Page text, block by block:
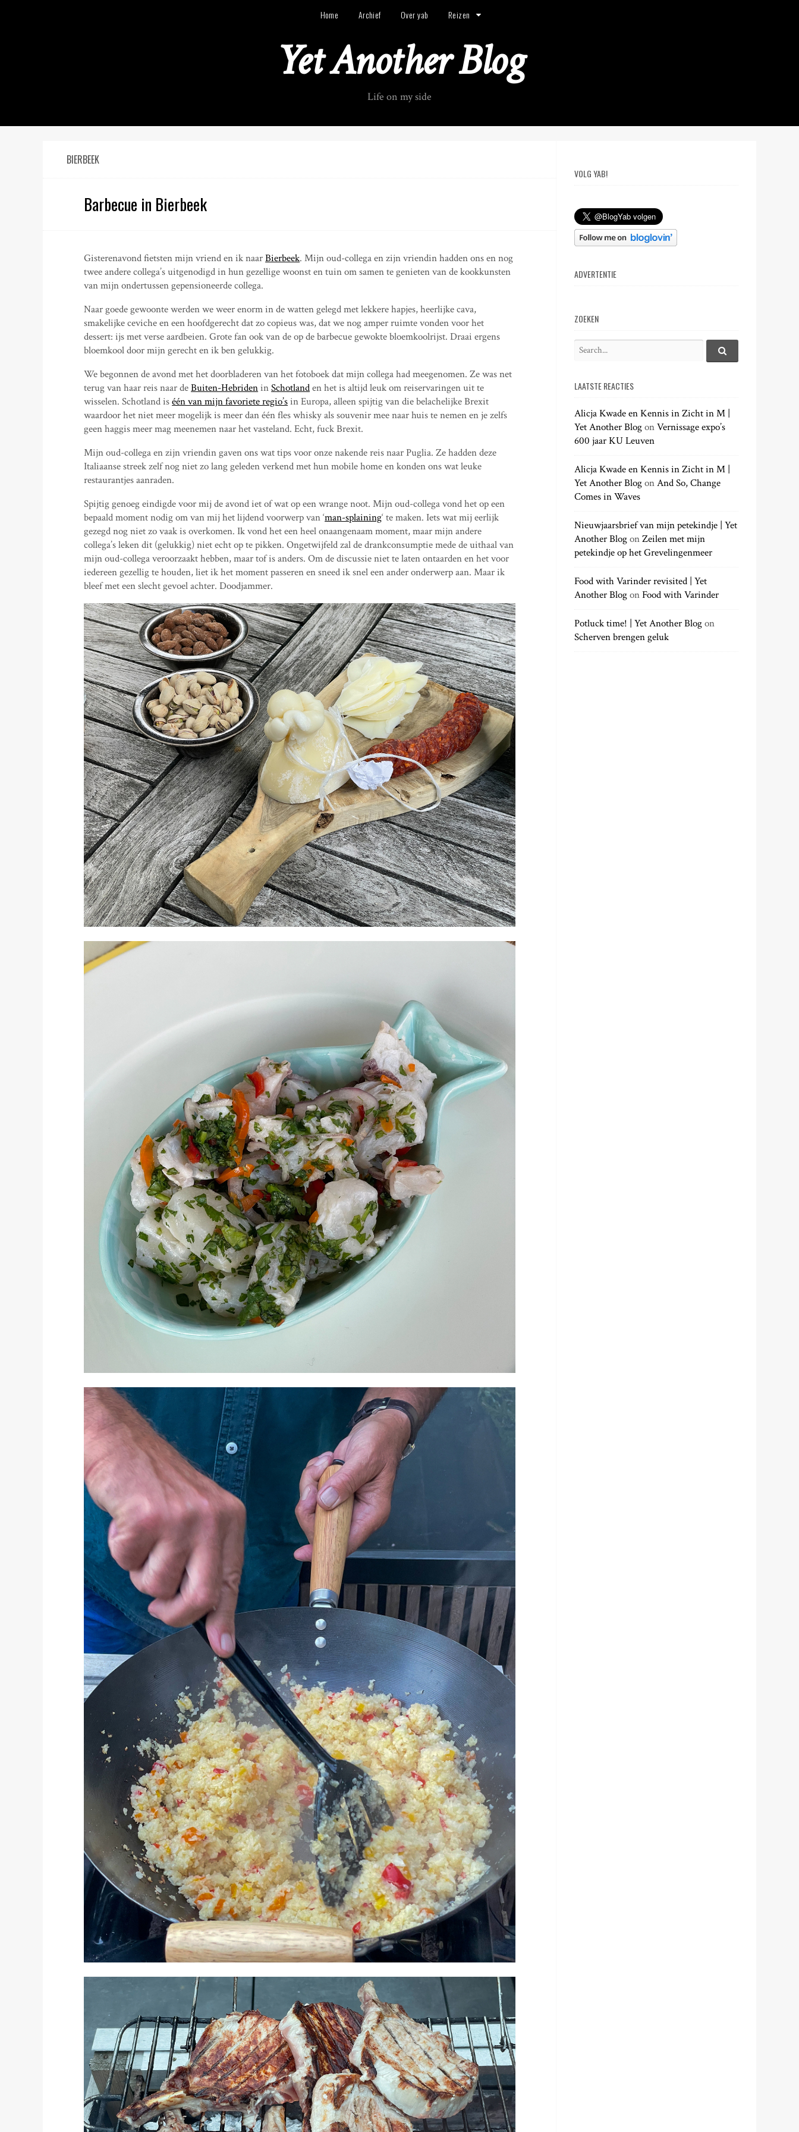
t
Home Archief Over yab Reizen
Yet Another Blog
Life on my side
BIERBEEK
Barbecue in Bierbeek
Gisterenavond fietsten mijn vriend en ik naarBierbeek. Mijn oud-collega en zijn vriendin hadden ons en nog
twee andere collega’s uitgenodigd in hun gezellige woonst en tuin om samen te genieten van de kookkunsten
van mijn ondertussen gepensioneerde collega.
Naar goede gewoonte werden we weer enorm in de watten gelegd met lekkere hapjes, heerlijke cava,
smakelijke ceviche en een hoofdgerecht dat zo copieus was, dat we nog amper ruimte vonden voor het
dessert: ijs met verse aardbeien. Grote fan ook van de op de barbecue gewokte bloemkoolrijst. Draai ergens
bloemkool door mijn gerecht en ik ben gelukkig.
We begonnen de avond met het doorbladeren van het fotoboek dat mijn collega had meegenomen. Ze was net
terug van haar reis naar deBuiten-HebrideninSchotlanden het is altijd leuk om reiservaringen uit te
wisselen. Schotland iséén van mijn favoriete regio’sin Europa, alleen spijtig van die belachelijke Brexit
waardoor het niet meer mogelijk is meer dan één fles whisky als souvenir mee naar huis te nemen en je zelfs
geen haggis meer mag meenemen naar het vasteland. Echt, fuck Brexit.
Mijn oud-collega en zijn vriendin gaven ons wat tips voor onze nakende reis naar Puglia. Ze hadden deze
Italiaanse streek zelf nog niet zo lang geleden verkend met hun mobile home en konden ons wat leuke
restaurantjes aanraden.
Spijtig genoeg eindigde voor mij de avond iet of wat op een wrange noot. Mijn oud-collega vond het op een
bepaald moment nodig om van mij het lijdend voorwerp van ‘man-splaining‘ te maken. Iets wat mij eerlijk
gezegd nog niet zo vaak is overkomen. Ik vond het een heel onaangenaam moment, maar mijn andere
collega’s leken dit (gelukkig) niet echt op te pikken. Ongetwijfeld zal de drankconsumptie mede de uithaal van
mijn oud-collega veroorzaakt hebben, maar tof is anders. Om de discussie niet te laten ontaarden en het voor
iedereen gezellig te houden, liet ik het moment passeren en sneed ik snel een ander onderwerp aan. Maar ik
bleef met een slecht gevoel achter. Doodjammer.
VOLG YAB!
ADVERTENTIE
ZOEKEN
r
h
f
o
:
S
h
.
LAATSTE REACTIES
Alicja Kwade en Kennis in Zicht in M |
Yet Another BlogonVernissage expo’s
600 jaar KU Leuven
Alicja Kwade en Kennis in Zicht in M |
Yet Another BlogonAnd So, Change
Comes in Waves
Nieuwjaarsbrief van mijn petekindje | Yet
Another BlogonZeilen met mijn
petekindje op het Grevelingenmeer
Food with Varinder revisited | Yet
Another BlogonFood with Varinder
Potluck time! | Yet Another Blogon
Scherven brengen geluk